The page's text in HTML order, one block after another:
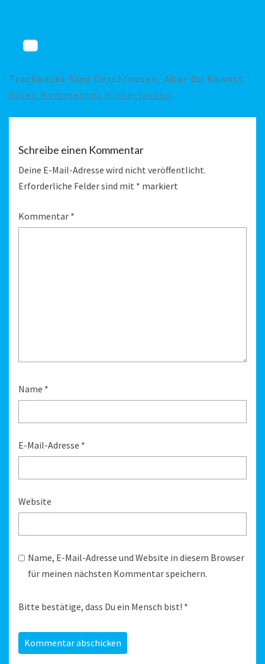
Trackbacks Sind Geschlossen, Aber Du Kannst
Einen Kommentar Hinterlassen .
Schreibe einen Kommentar
Deine E-Mail-Adresse wird nicht veröffentlicht.
Erforderliche Felder sind mit * markiert
Kommentar *
Name *
E-Mail-Adresse *
Website
Name, E-Mail-Adresse und Website in diesem Browser
für meinen nächsten Kommentar speichern.
Bitte bestätige, dass Du ein Mensch bist! *